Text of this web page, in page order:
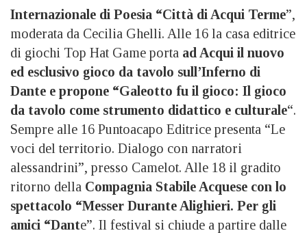
Internazionale di Poesia “Città di Acqui Terme”,
moderata da Cecilia Ghelli. Alle 16 la casa editrice
di giochi Top Hat Game porta ad Acqui il nuovo
ed esclusivo gioco da tavolo sull’Inferno di
Dante e propone “Galeotto fu il gioco: Il gioco
da tavolo come strumento didattico e culturale“.
Sempre alle 16 Puntoacapo Editrice presenta “Le
voci del territorio. Dialogo con narratori
alessandrini”, presso Camelot. Alle 18 il gradito
ritorno della Compagnia Stabile Acquese con lo
spettacolo “Messer Durante Alighieri. Per gli
amici “Dante”. Il festival si chiude a partire dalle